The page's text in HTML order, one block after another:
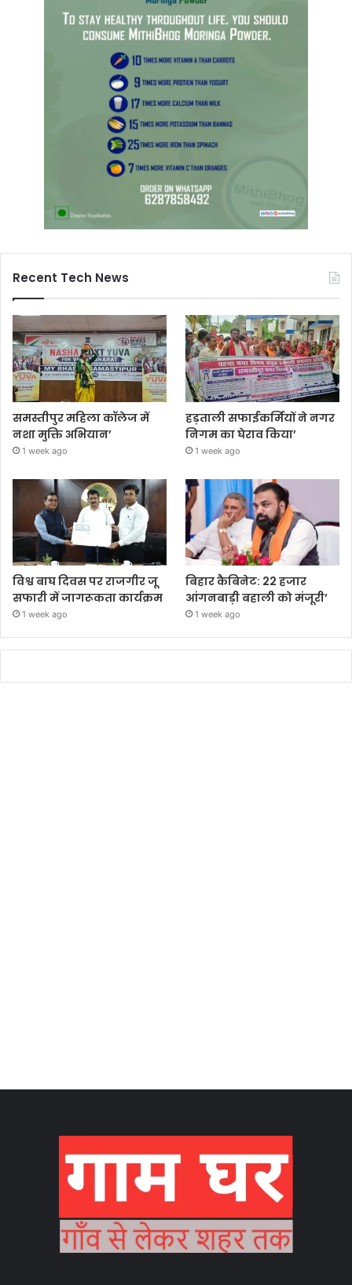
Recent Tech News
समस्तीपुर महिला कॉलेज में
नशा मुक्ति अभियान’
1 week ago
हड़ताली सफाईकर्मियों ने नगर
निगम का घेराव किया’
1 week ago
विश्व बाघ दिवस पर राजगीर जू
सफारी में जागरूकता कार्यक्रम
1 week ago
बिहार कैबिनेट: 22 हजार
आंगनबाड़ी बहाली को मंजूरी’
1 week ago